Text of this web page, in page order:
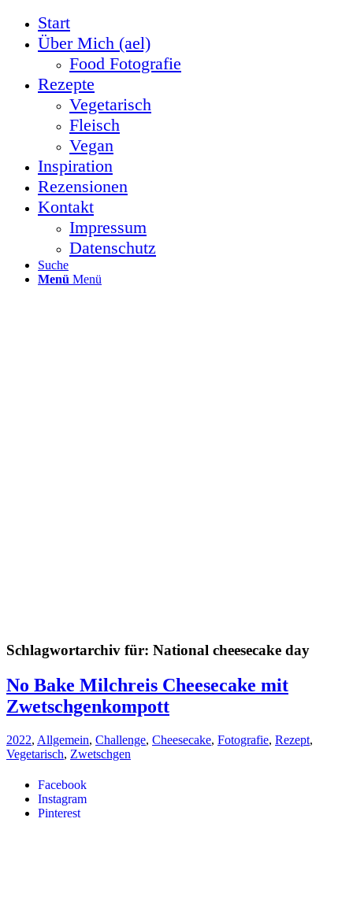
Start
Über Mich (ael)
Food Fotografie
Rezepte
Vegetarisch
Fleisch
Vegan
Inspiration
Rezensionen
Kontakt
Impressum
Datenschutz
Suche
Menü Menü
Facebook
Instagram
Pinterest
Schlagwortarchiv für: National cheesecake day
No Bake Milchreis Cheesecake mit
Zwetschgenkompott
2022, Allgemein, Challenge, Cheesecake, Fotografie, Rezept,
Vegetarisch, Zwetschgen